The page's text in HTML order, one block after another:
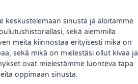
keskustelemaan sinusta ja aloitamme
sekä aiemmilla
meitä kiinnostaa erityisesti mikä on
sekä mikä on mielestäsi ollut kivaa ja
ovat mielestämme luonteva tapa
oppimaan sinusta.